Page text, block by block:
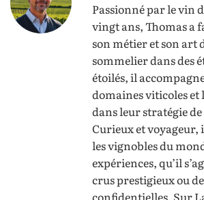
Passionné par le vin
vingt ans, Thomas a
son métier et son art
sommelier dans des
étoilés, il
domaines viticoles et
dans leur stratégie
Curieux et
les vignobles du
expériences, qu’il
crus prestigieux ou
confidentielles. Sur